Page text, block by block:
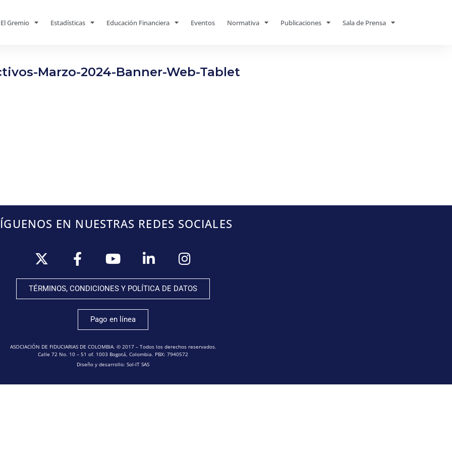
El Gremio Estadísticas Educación Financiera Eventos Normativa Publicaciones Sala de Prensa
Marzo-2024-Banner-Web-Tablet
EN NUESTRAS REDES SOCIALES
TÉRMINOS, CONDICIONES Y POLÍTICA DE DATOS
Pago en línea
ASOCIACIÓN DE FIDUCIARIAS DE COLOMBIA. © 2017 – Todos los derechos reservados.
Calle 72 No. 10 – 51 of. 1003 Bogotá, Colombia. PBX: 7940572
Diseño y desarrollo: Sol-IT SAS